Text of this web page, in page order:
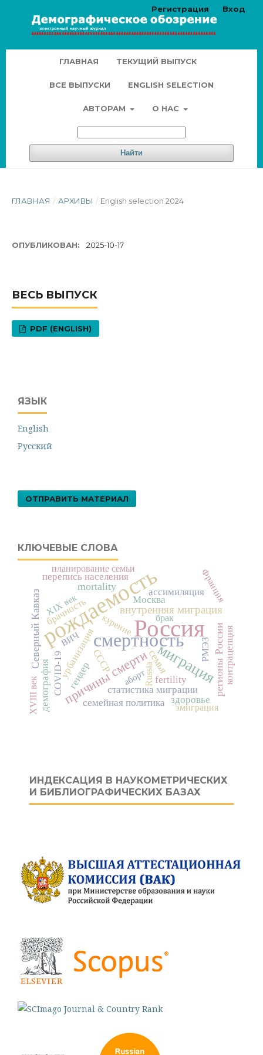
ГЛАВНАЯ ТЕКУЩИЙ ВЫПУСК
ВСЕ ВЫПУСКИ ENGLISH SELECTION
АВТОРАМ О НАС
Найти
Регистрация Вход
ГЛАВНАЯ / АРХИВЫ / English selection 2024
ОПУБЛИКОВАН: 2025-10-17
ВЕСЬ ВЫПУСК
PDF (ENGLISH)
ЯЗЫК
English
Русский
ОТПРАВИТЬ МАТЕРИАЛ
КЛЮЧЕВЫЕ СЛОВА
Россия
рождаемость
смертность
миграция
причины смерти
внутренняя миграция
Северный Кавказ
mortality
регионы России
семья
семейная политика
гендер fertility
урбанизация
статистика миграции
Москва
перепись населения
брачность
COVID-19
демография
контрацепция
СССР
ассимиляция
здоровье
Франция
Russia
аборт
брак
планирование семьи
эмиграция
РМЭЗ
XIX век
XVIII век
курение
ВИЧ
ИНДЕКСАЦИЯ В НАУКОМЕТРИЧЕСКИХ
И БИБЛИОГРАФИЧЕСКИХ БАЗАХ